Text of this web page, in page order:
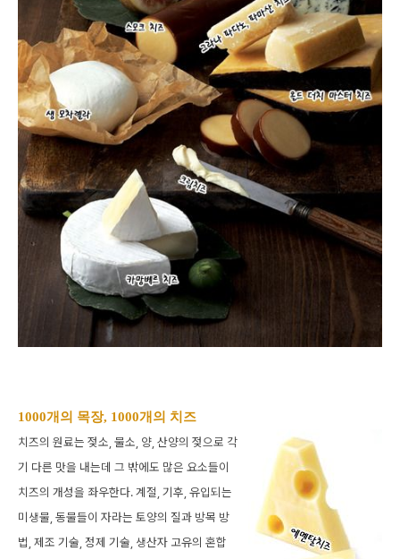
1000개의 목장, 1000개의 치즈
치즈의 원료는 젖소, 물소, 양, 산양의 젖으로 각
기 다른 맛을 내는데 그 밖에도 많은 요소들이
치즈의 개성을 좌우한다. 계절, 기후, 유입되는
미생물, 동물들이 자라는 토양의 질과 방목 방
법, 제조 기술, 정제 기술, 생산자 고유의 혼합